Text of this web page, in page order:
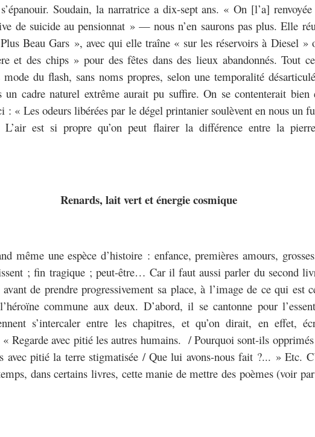
Soudain, la narratrice a dix-sept ans. « On [l’a]
de suicide au pensionnat » — nous n’en saurons pas plus. Elle
Beau Gars », avec qui elle traîne « sur les réservoirs à Diesel »
et des chips » pour des fêtes dans des lieux abandonnés. Tout
du flash, sans noms propres, selon une temporalité
un cadre naturel extrême aurait pu suffire. On se contenterait bien
: « Les odeurs libérées par le dégel printanier soulèvent en nous un
L’air est si propre qu’on peut flairer la différence entre la
Renards, lait vert et énergie cosmique
même une espèce d’histoire : enfance, premières amours,
; fin tragique ; peut-être… Car il faut aussi parler du second
de prendre progressivement sa place, à l’image de ce qui est
commune aux deux. D’abord, il se cantonne pour
s’intercaler entre les chapitres, et qu’on dirait, en effet,
« Regarde avec pitié les autres humains. / Pourquoi sont-ils
pitié la terre stigmatisée / Que lui avons-nous fait ?... » Etc.
dans certains livres, cette manie de mettre des poèmes (voir